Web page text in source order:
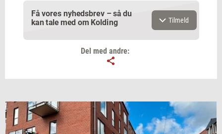
Få vores nyhedsbrev – så du
kan tale med om Kolding
Navn
Tilmeld
Del med andre: